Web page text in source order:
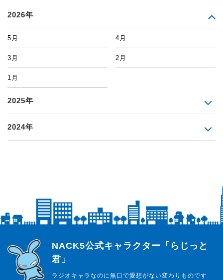
2026年
5月 4月
3月 2月
1月
2025年
2024年
らじっと君
NACK5公式キャラクター「らじっと
君」
ラジオキャラなのに無口で愛想がない変わりものです